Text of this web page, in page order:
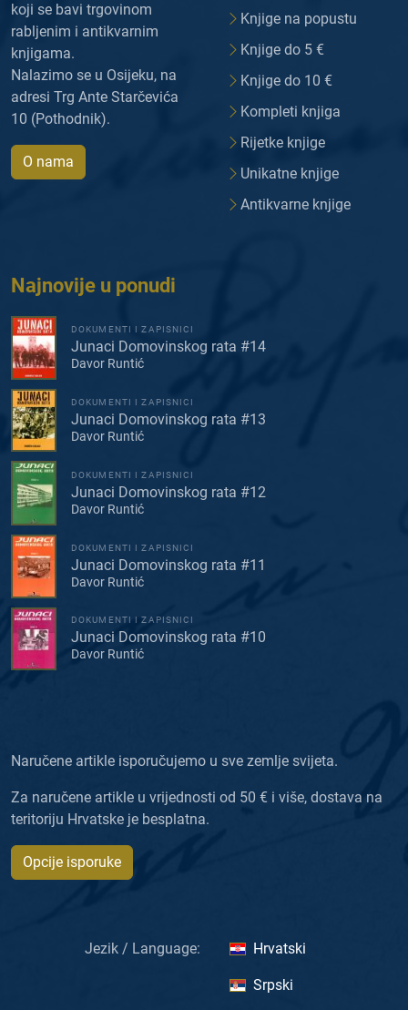
koji se bavi trgovinom
rabljenim i antikvarnim
knjigama.
Nalazimo se u Osijeku, na
adresi Trg Ante Starčevića
10 (Pothodnik).
O nama
Knjige na popustu
Knjige do 5 €
Knjige do 10 €
Kompleti knjiga
Rijetke knjige
Unikatne knjige
Antikvarne knjige
Najnovije u ponudi
DOKUMENTI I ZAPISNICI
Junaci Domovinskog rata #14
Davor Runtić
DOKUMENTI I ZAPISNICI
Junaci Domovinskog rata #13
Davor Runtić
DOKUMENTI I ZAPISNICI
Junaci Domovinskog rata #12
Davor Runtić
DOKUMENTI I ZAPISNICI
Junaci Domovinskog rata #11
Davor Runtić
DOKUMENTI I ZAPISNICI
Junaci Domovinskog rata #10
Davor Runtić
Naručene artikle isporučujemo u sve zemlje svijeta.
Za naručene artikle u vrijednosti od 50 € i više, dostava na
teritoriju Hrvatske je besplatna.
Opcije isporuke
Jezik / Language: Hrvatski
Srpski